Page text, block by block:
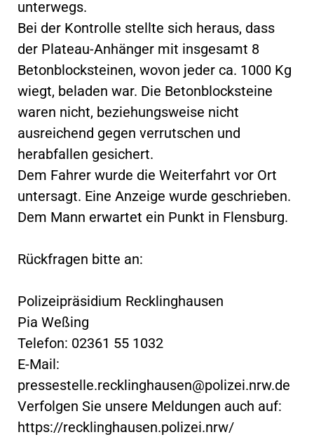
unterwegs.
Bei der Kontrolle stellte sich heraus, dass
der Plateau-Anhänger mit insgesamt 8
Betonblocksteinen, wovon jeder ca. 1000 Kg
wiegt, beladen war. Die Betonblocksteine
waren nicht, beziehungsweise nicht
ausreichend gegen verrutschen und
herabfallen gesichert.
Dem Fahrer wurde die Weiterfahrt vor Ort
untersagt. Eine Anzeige wurde geschrieben.
Dem Mann erwartet ein Punkt in Flensburg.
Rückfragen bitte an:
Polizeipräsidium Recklinghausen
Pia Weßing
Telefon: 02361 55 1032
E-Mail:
pressestelle.recklinghausen@polizei.nrw.de
Verfolgen Sie unsere Meldungen auch auf:
https://recklinghausen.polizei.nrw/